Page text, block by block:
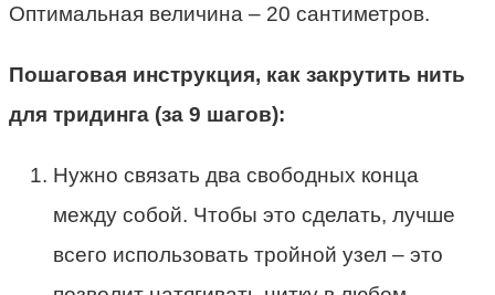
Оптимальная величина – 20 сантиметров.
Пошаговая инструкция, как закрутить нить
для тридинга (за 9 шагов):
Нужно связать два свободных конца
между собой. Чтобы это сделать, лучше
всего использовать тройной узел – это